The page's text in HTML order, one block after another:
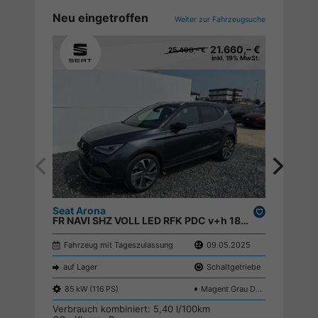
Neu eingetroffen Weiter zur Fahrzeugsuche
25.490,– € 21.660,– €
inkl. 19% MwSt.
Seat Arona
FR NAVI SHZ VOLL LED RFK PDC v+h 18ALU ;
Fahrzeug mit Tageszulassung 09.05.2025
auf Lager Schaltgetriebe
85 kW (116 PS) Magent Grau Dach Schwarz S9E7
Verbrauch kombiniert: 5,40 l/100km